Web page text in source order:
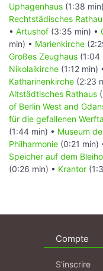
Uphagenhaus (1:38
Rechtstädisches
• Artushof (3:35 min) •
min) • Marienkirche
Großes Zeughaus (1:04
Nikolaikirche (1:12 min)
Katharinenkirche (2:23
Altstädtisches Rathaus
of Berlin West and
für die gefallenen
(1:44 min) • Museum
Philharmonie (0:21 min)
Speicher auf dem
(0:26 min) • Krantor
Compte
S'inscrire